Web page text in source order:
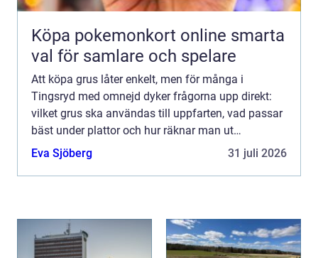
Köpa pokemonkort online smarta
val för samlare och spelare
Att köpa grus låter enkelt, men för många i
Tingsryd med omnejd dyker frågorna upp direkt:
vilket grus ska användas till uppfarten, vad passar
bäst under plattor och hur räknar man ut
mängden? Med rätt kunskap blir både planering,
Eva Sjöberg 31 juli 2026